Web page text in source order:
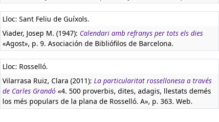
Lloc: Sant Feliu de Guíxols.
Viader, Josep M. (1947): Calendari amb refranys per tots els dies
«Agost», p. 9. Asociación de Bibliófilos de Barcelona.
Lloc: Rosselló.
Vilarrasa Ruiz, Clara (2011): La particularitat rossellonesa a través
de Carles Grandó «4. 500 proverbis, dites, adagis, llestats demés
los més populars de la plana de Rosselló. A», p. 363. Web.